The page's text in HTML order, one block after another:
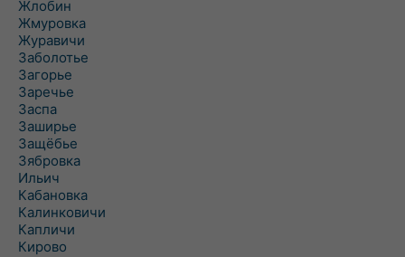
Жлобин
Жмуровка
Журавичи
Заболотье
Загорье
Заречье
Заспа
Заширье
Защёбье
Зябровка
Ильич
Кабановка
Калинковичи
Капличи
Кирово